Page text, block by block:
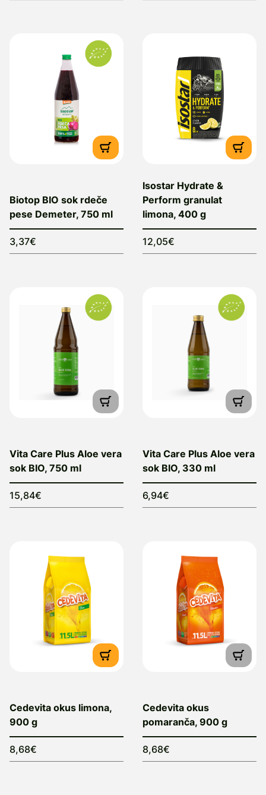
Biotop BIO sok rdeče
pese Demeter, 750 ml
3,37€
Isostar Hydrate &
Perform granulat
limona, 400 g
12,05€
Vita Care Plus Aloe vera
sok BIO, 750 ml
15,84€
Vita Care Plus Aloe vera
sok BIO, 330 ml
6,94€
Cedevita okus limona,
900 g
8,68€
Cedevita okus
pomaranča, 900 g
8,68€